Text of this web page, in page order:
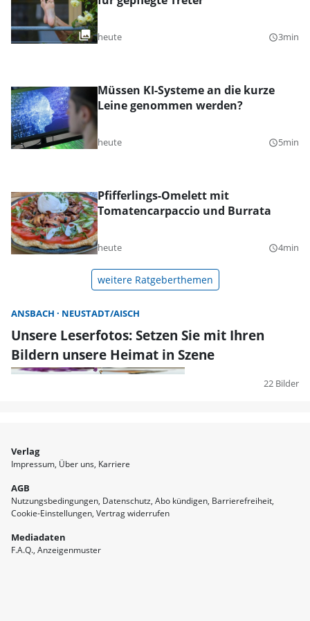
heute query_builder3min
Müssen KI-Systeme an die kurze
Leine genommen werden?
heute query_builder5min
Pfifferlings-Omelett mit
Tomatencarpaccio und Burrata
heute query_builder4min
weitere Ratgeberthemen
ANSBACH NEUSTADT/AISCH
Unsere Leserfotos: Setzen Sie mit Ihren
Bildern unsere Heimat in Szene
22 Bilder
Verlag
Impressum Über uns Karriere
AGB
Nutzungsbedingungen Datenschutz Abo kündigen Barrierefreiheit
Cookie-Einstellungen Vertrag widerrufen
Mediadaten
F.A.Q. Anzeigenmuster